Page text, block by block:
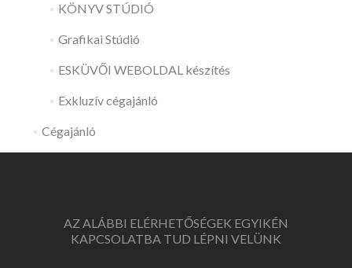
KÖNYV STÚDIÓ
Grafikai Stúdió
ESKÜVŐI WEBOLDAL készítés
Exkluzív cégajánló
Cégajánló
AZ ALÁBBI ELÉRHETŐSÉGEK EGYIKÉN
KAPCSOLATBA TUD LÉPNI VELÜNK